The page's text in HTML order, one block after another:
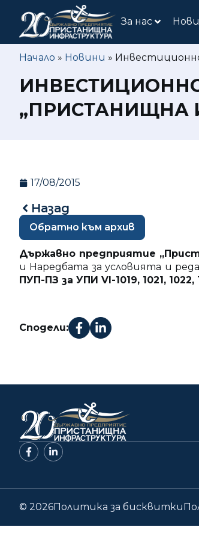
За нас
Начало » Новини »
„ПРИСТАНИЩНА
17/08/2015
Назад
Обратно към архив
Държавно предприятие
и Наредбата за условията и
ПУП-ПЗ за УПИ VІ-1019, 1021,
Сподели:
© 2026Политика за бисквитки